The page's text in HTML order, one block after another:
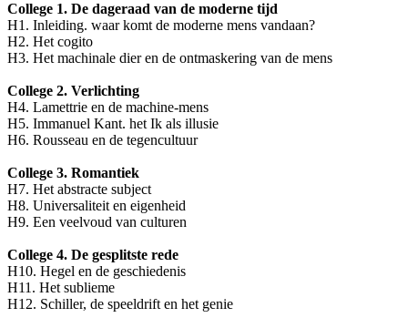
College 1. De dageraad van de moderne tijd
H1. Inleiding. waar komt de moderne mens vandaan?
H2. Het cogito
H3. Het machinale dier en de ontmaskering van de mens
College 2. Verlichting
H4. Lamettrie en de machine-mens
H5. Immanuel Kant. het Ik als illusie
H6. Rousseau en de tegencultuur
College 3. Romantiek
H7. Het abstracte subject
H8. Universaliteit en eigenheid
H9. Een veelvoud van culturen
College 4. De gesplitste rede
H10. Hegel en de geschiedenis
H11. Het sublieme
H12. Schiller, de speeldrift en het genie